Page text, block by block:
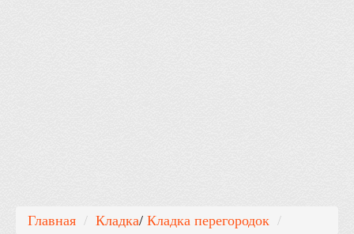
Главная / Кладка/ Кладка перегородок /